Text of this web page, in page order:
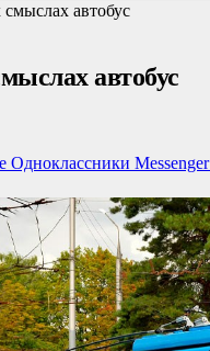
автобус
автобус
Одноклассники Messenger